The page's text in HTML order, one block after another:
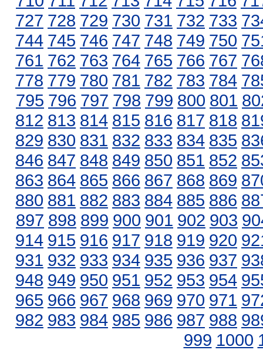
727 728 729 730 731 732 733
744 745 746 747 748 749 750
761 762 763 764 765 766 767
778 779 780 781 782 783 784
795 796 797 798 799 800 801
812 813 814 815 816 817 818
829 830 831 832 833 834 835
846 847 848 849 850 851 852
863 864 865 866 867 868 869
880 881 882 883 884 885 886
897 898 899 900 901 902 903
914 915 916 917 918 919 920
931 932 933 934 935 936 937
948 949 950 951 952 953 954
965 966 967 968 969 970 971
982 983 984 985 986 987 988
999 1000